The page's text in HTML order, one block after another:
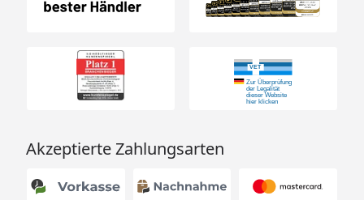
Akzeptierte Zahlungsarten